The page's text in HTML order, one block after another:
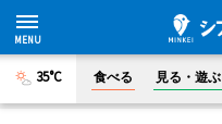
35°C 食べる 見る・遊ぶ